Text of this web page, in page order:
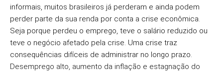
informais, muitos brasileiros já perderam e ainda podem
perder parte da sua renda por conta a crise econômica.
Seja porque perdeu o emprego, teve o salário reduzido ou
teve o negócio afetado pela crise. Uma crise traz
consequências difíceis de administrar no longo prazo.
Desemprego alto, aumento da inflação e estagnação do